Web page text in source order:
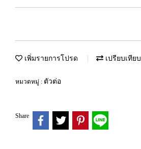
เพิ่มรายการโปรด เปรียบเทียบ
หมวดหมู่ : ตัวต่อ
Share